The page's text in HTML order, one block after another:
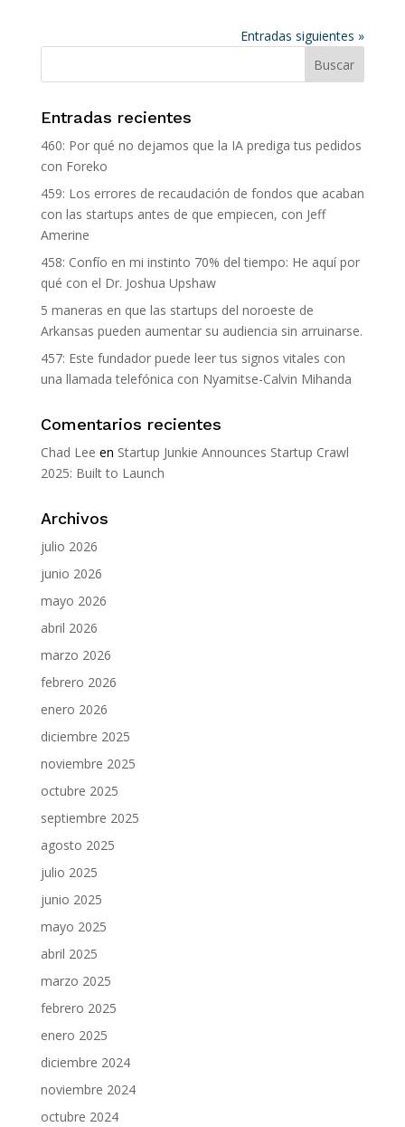
Entradas siguientes »
Entradas recientes
460: Por qué no dejamos que la IA prediga tus pedidos
con Foreko
459: Los errores de recaudación de fondos que acaban
con las startups antes de que empiecen, con Jeff
Amerine
458: Confío en mi instinto 70% del tiempo: He aquí por
qué con el Dr. Joshua Upshaw
5 maneras en que las startups del noroeste de
Arkansas pueden aumentar su audiencia sin arruinarse.
457: Este fundador puede leer tus signos vitales con
una llamada telefónica con Nyamitse-Calvin Mihanda
Comentarios recientes
Chad Lee en Startup Junkie Announces Startup Crawl
2025: Built to Launch
Archivos
julio 2026
junio 2026
mayo 2026
abril 2026
marzo 2026
febrero 2026
enero 2026
diciembre 2025
noviembre 2025
octubre 2025
septiembre 2025
agosto 2025
julio 2025
junio 2025
mayo 2025
abril 2025
marzo 2025
febrero 2025
enero 2025
diciembre 2024
noviembre 2024
octubre 2024